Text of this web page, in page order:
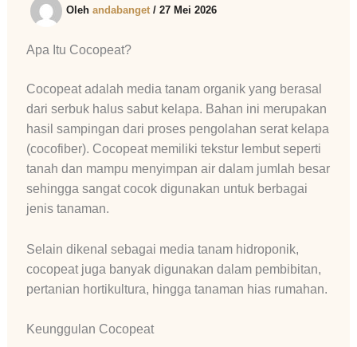
Oleh andabanget / 27 Mei 2026
Apa Itu Cocopeat?
Cocopeat adalah media tanam organik yang berasal
dari serbuk halus sabut kelapa. Bahan ini merupakan
hasil sampingan dari proses pengolahan serat kelapa
(cocofiber). Cocopeat memiliki tekstur lembut seperti
tanah dan mampu menyimpan air dalam jumlah besar
sehingga sangat cocok digunakan untuk berbagai
jenis tanaman.
Selain dikenal sebagai media tanam hidroponik,
cocopeat juga banyak digunakan dalam pembibitan,
pertanian hortikultura, hingga tanaman hias rumahan.
Keunggulan Cocopeat